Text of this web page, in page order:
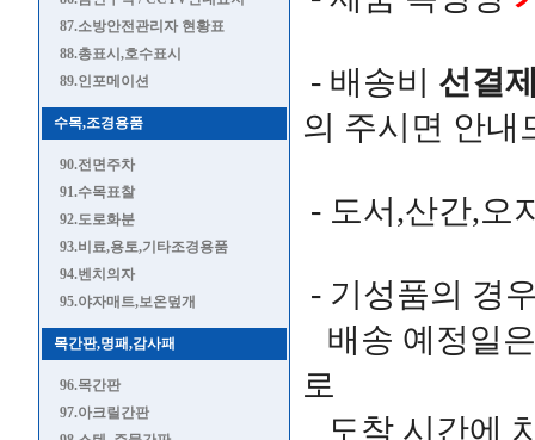
87.소방안전관리자 현황표
88.총표시,호수표시
89.인포메이션
수목,조경용품
90.전면주차
91.수목표찰
92.도로화분
93.비료,용토,기타조경용품
94.벤치의자
95.야자매트,보온덮개
목간판,명패,감사패
96.목간판
97.아크릴간판
- 배송비 선결
의 주시면 안내
- 도서,산간,오
- 기성품의 경
배송 예정일
로
도착 시간에